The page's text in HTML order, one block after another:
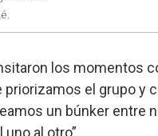
los momentos
priorizamos el grupo y
un búnker entre
al otro”.